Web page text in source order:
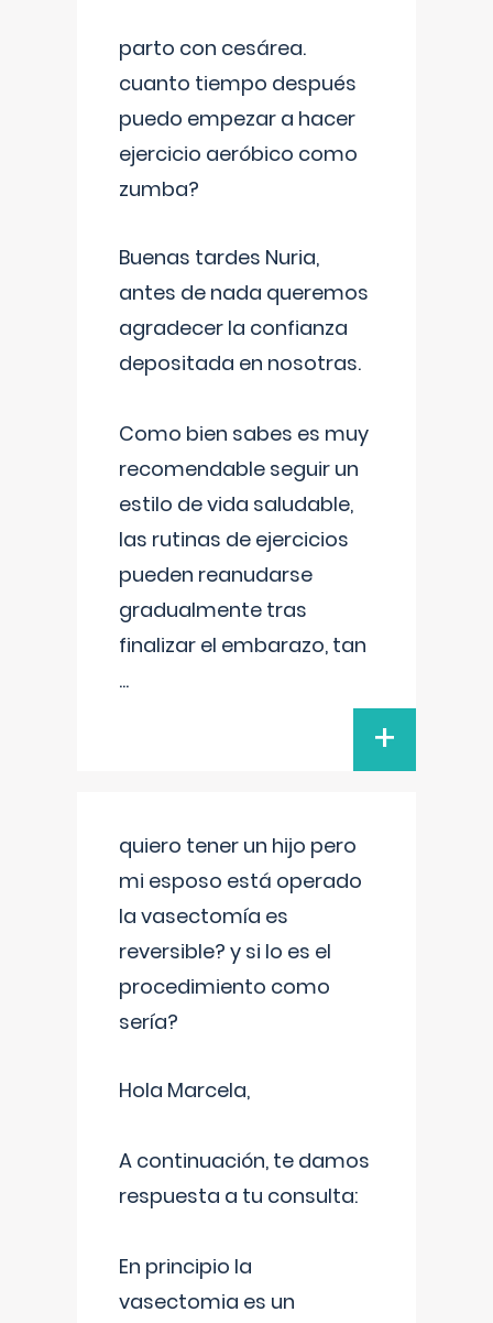
parto con cesárea.
cuanto tiempo después
puedo empezar a hacer
ejercicio aeróbico como
zumba?
Buenas tardes Nuria,
antes de nada queremos
agradecer la confianza
depositada en nosotras.
Como bien sabes es muy
recomendable seguir un
estilo de vida saludable,
las rutinas de ejercicios
pueden reanudarse
gradualmente tras
finalizar el embarazo, tan
...
+
quiero tener un hijo pero
mi esposo está operado
la vasectomía es
reversible? y si lo es el
procedimiento como
sería?
Hola Marcela,
A continuación, te damos
respuesta a tu consulta:
En principio la
vasectomia es un